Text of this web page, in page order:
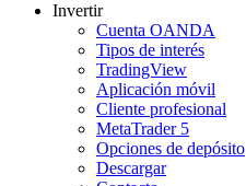
Invertir
Cuenta OANDA
Tipos de interés
TradingView
Aplicación móvil
Cliente profesional
MetaTrader 5
Opciones de depósito
Descargar